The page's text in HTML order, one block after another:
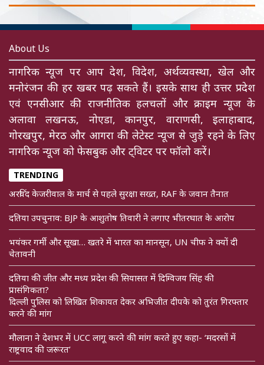
About Us
नागरिक न्यूज पर आप देश, विदेश, अर्थव्यवस्था, खेल और
मनोरंजन की हर खबर पढ़ सकते हैं। इसके साथ ही उत्तर प्रदेश
एवं एनसीआर की राजनीतिक हलचलों और क्राइम न्यूज के
अलावा लखनऊ, नोएडा, कानपुर, वाराणसी, इलाहाबाद,
गोरखपुर, मेरठ और आगरा की लेटेस्ट न्यूज से जुड़े रहने के लिए
नागरिक न्यूज को फेसबुक और ट्विटर पर फॉलो करें।
TRENDING
अरविंद केजरीवाल के मार्च से पहले सुरक्षा सख्त, RAF के जवान तैनात
दतिया उपचुनाव: BJP के आशुतोष तिवारी ने लगाए भीतरघात के आरोप
भयंकर गर्मी और सूखा… खतरे में भारत का मानसून, UN चीफ ने क्यों दी
चेतावनी
दतिया की जीत और मध्य प्रदेश की सियासत में दिग्विजय सिंह की
प्रासंगिकता?
दिल्ली पुलिस को लिखित शिकायत देकर अभिजीत दीपके को तुरंत गिरफ्तार
करने की मांग
मौलाना ने देशभर में UCC लागू करने की मांग करते हुए कहा- ‘मदरसों में
राष्ट्रवाद की जरूरत’